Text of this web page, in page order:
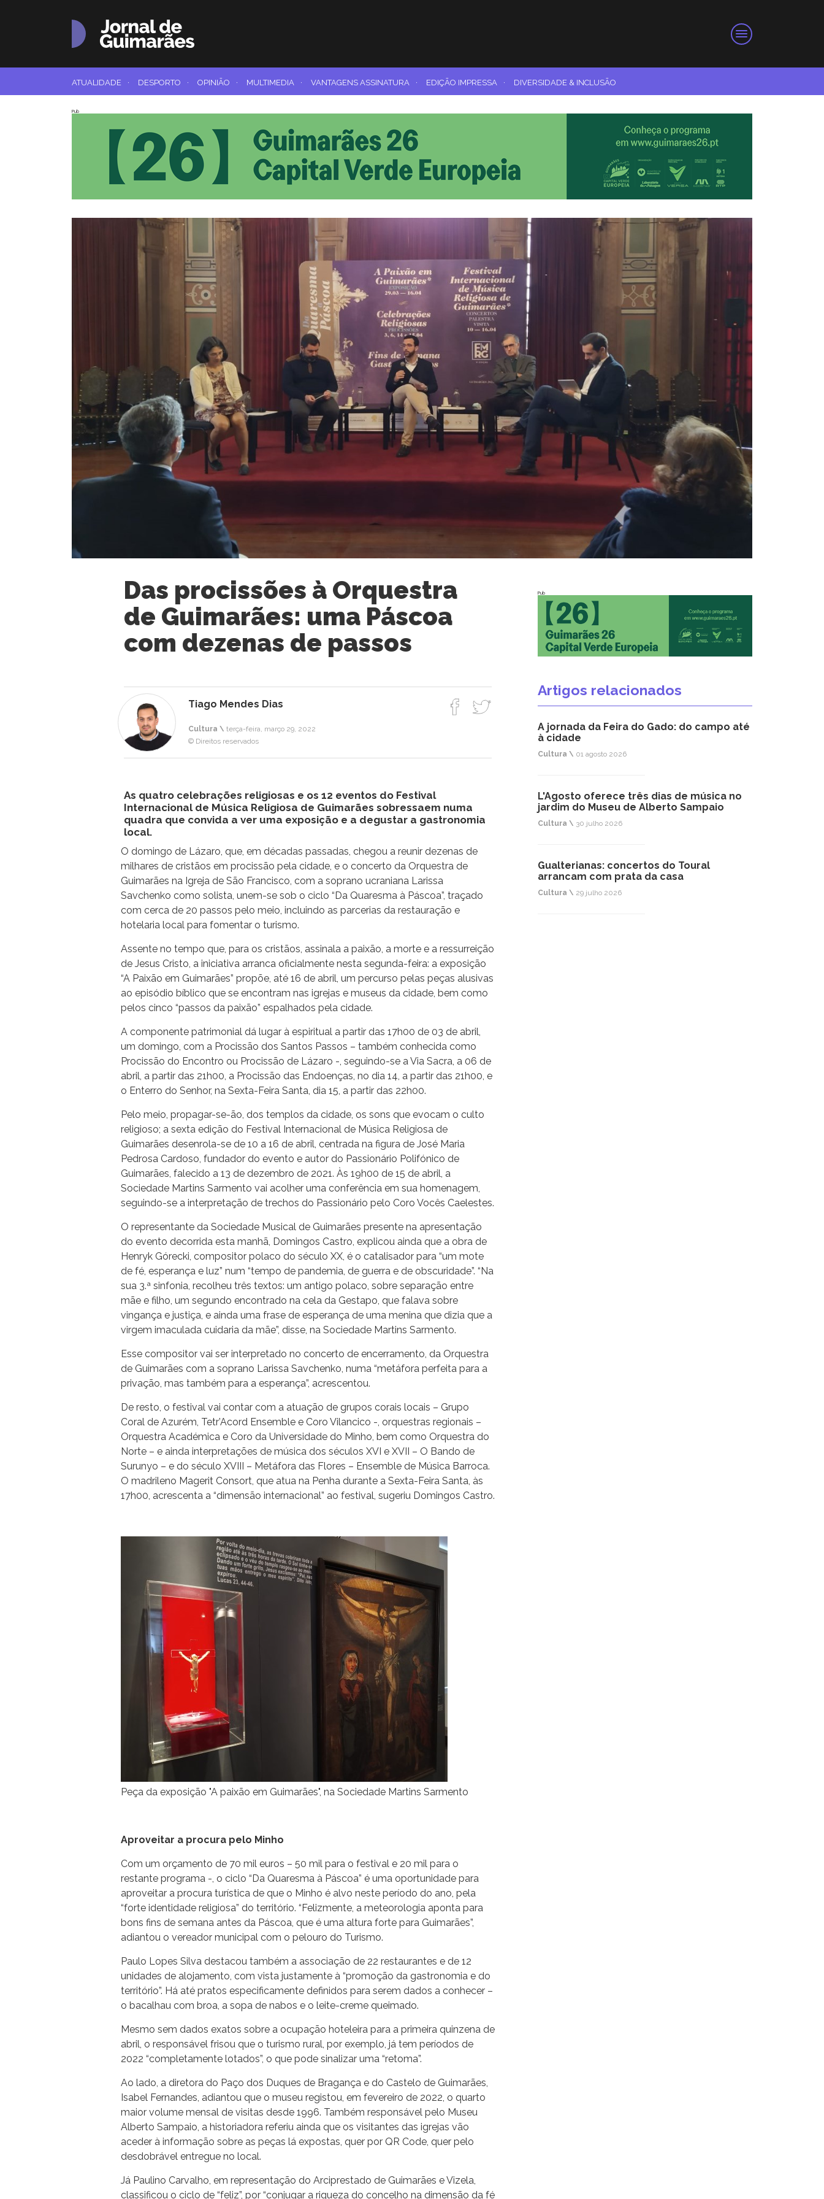
ATUALIDADE · DESPORTO · OPINIÃO · MULTIMEDIA · VANTAGENS ASSINATURA · EDIÇÃO IMPRESSA · DIVERSIDADE & INCLUSÃO
Pub
Das procissões à Orquestra
de Guimarães: uma Páscoa
com dezenas de passos
Tiago Mendes Dias
Cultura \ terça-feira, março 29, 2022
© Direitos reservados
As quatro celebrações religiosas e os 12 eventos do Festival
Internacional de Música Religiosa de Guimarães sobressaem numa
quadra que convida a ver uma exposição e a degustar a gastronomia
local.
O domingo de Lázaro, que, em décadas passadas, chegou a reunir dezenas de
milhares de cristãos em procissão pela cidade, e o concerto da Orquestra de
Guimarães na Igreja de São Francisco, com a soprano ucraniana Larissa
Savchenko como solista, unem-se sob o ciclo “Da Quaresma à Páscoa”, traçado
com cerca de 20 passos pelo meio, incluindo as parcerias da restauração e
hotelaria local para fomentar o turismo.
Assente no tempo que, para os cristãos, assinala a paixão, a morte e a ressurreição
de Jesus Cristo, a iniciativa arranca oficialmente nesta segunda-feira: a exposição
“A Paixão em Guimarães” propõe, até 16 de abril, um percurso pelas peças alusivas
ao episódio bíblico que se encontram nas igrejas e museus da cidade, bem como
pelos cinco “passos da paixão” espalhados pela cidade.
A componente patrimonial dá lugar à espiritual a partir das 17h00 de 03 de abril,
um domingo, com a Procissão dos Santos Passos – também conhecida como
Procissão do Encontro ou Procissão de Lázaro -, seguindo-se a Via Sacra, a 06 de
abril, a partir das 21h00, a Procissão das Endoenças, no dia 14, a partir das 21h00, e
o Enterro do Senhor, na Sexta-Feira Santa, dia 15, a partir das 22h00.
Pelo meio, propagar-se-ão, dos templos da cidade, os sons que evocam o culto
religioso; a sexta edição do Festival Internacional de Música Religiosa de
Guimarães desenrola-se de 10 a 16 de abril, centrada na figura de José Maria
Pedrosa Cardoso, fundador do evento e autor do Passionário Polifónico de
Guimarães, falecido a 13 de dezembro de 2021. Às 19h00 de 15 de abril, a
Sociedade Martins Sarmento vai acolher uma conferência em sua homenagem,
seguindo-se a interpretação de trechos do Passionário pelo Coro Vocês Caelestes.
O representante da Sociedade Musical de Guimarães presente na apresentação
do evento decorrida esta manhã, Domingos Castro, explicou ainda que a obra de
Henryk Górecki, compositor polaco do século XX, é o catalisador para “um mote
de fé, esperança e luz” num “tempo de pandemia, de guerra e de obscuridade”. “Na
sua 3.ª sinfonia, recolheu três textos: um antigo polaco, sobre separação entre
mãe e filho, um segundo encontrado na cela da Gestapo, que falava sobre
vingança e justiça, e ainda uma frase de esperança de uma menina que dizia que a
virgem imaculada cuidaria da mãe”, disse, na Sociedade Martins Sarmento.
Esse compositor vai ser interpretado no concerto de encerramento, da Orquestra
de Guimarães com a soprano Larissa Savchenko, numa “metáfora perfeita para a
privação, mas também para a esperança”, acrescentou.
De resto, o festival vai contar com a atuação de grupos corais locais – Grupo
Coral de Azurém, Tetr’Acord Ensemble e Coro Vilancico -, orquestras regionais –
Orquestra Académica e Coro da Universidade do Minho, bem como Orquestra do
Norte – e ainda interpretações de música dos séculos XVI e XVII – O Bando de
Surunyo – e do século XVIII – Metáfora das Flores – Ensemble de Música Barroca.
O madrileno Magerit Consort, que atua na Penha durante a Sexta-Feira Santa, às
17h00, acrescenta a “dimensão internacional” ao festival, sugeriu Domingos Castro.
Peça da exposição "A paixão em Guimarães", na Sociedade Martins Sarmento
Aproveitar a procura pelo Minho
Com um orçamento de 70 mil euros – 50 mil para o festival e 20 mil para o
restante programa -, o ciclo “Da Quaresma à Páscoa” é uma oportunidade para
aproveitar a procura turística de que o Minho é alvo neste período do ano, pela
“forte identidade religiosa” do território. “Felizmente, a meteorologia aponta para
bons fins de semana antes da Páscoa, que é uma altura forte para Guimarães”,
adiantou o vereador municipal com o pelouro do Turismo.
Paulo Lopes Silva destacou também a associação de 22 restaurantes e de 12
unidades de alojamento, com vista justamente à “promoção da gastronomia e do
território”. Há até pratos especificamente definidos para serem dados a conhecer –
o bacalhau com broa, a sopa de nabos e o leite-creme queimado.
Mesmo sem dados exatos sobre a ocupação hoteleira para a primeira quinzena de
abril, o responsável frisou que o turismo rural, por exemplo, já tem períodos de
2022 “completamente lotados”, o que pode sinalizar uma “retoma”.
Ao lado, a diretora do Paço dos Duques de Bragança e do Castelo de Guimarães,
Isabel Fernandes, adiantou que o museu registou, em fevereiro de 2022, o quarto
maior volume mensal de visitas desde 1996. Também responsável pelo Museu
Alberto Sampaio, a historiadora referiu ainda que os visitantes das igrejas vão
aceder à informação sobre as peças lá expostas, quer por QR Code, quer pelo
desdobrável entregue no local.
Já Paulino Carvalho, em representação do Arciprestado de Guimarães e Vizela,
classificou o ciclo de “feliz”, por “conjugar a riqueza do concelho na dimensão da fé
Pub
Artigos relacionados
A jornada da Feira do Gado: do campo até
à cidade
Cultura \ 01 agosto 2026
L'Agosto oferece três dias de música no
jardim do Museu de Alberto Sampaio
Cultura \ 30 julho 2026
Gualterianas: concertos do Toural
arrancam com prata da casa
Cultura \ 29 julho 2026